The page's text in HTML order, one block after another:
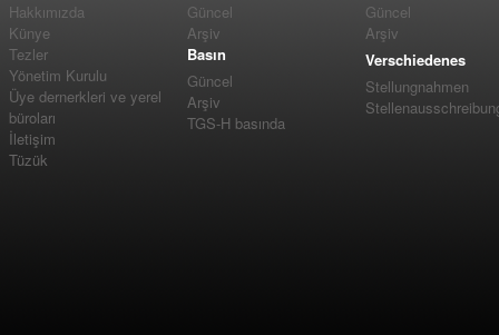
Hakkımızda
Künye
Tezler
Yönetim Kurulu
Üye dernerkleri ve yerel
büroları
İletişim
Tüzük
Güncel
Arşiv
Basın
Güncel
Arşiv
TGS-H basında
Güncel
Arşiv
Verschiedenes
Stellungnahmen